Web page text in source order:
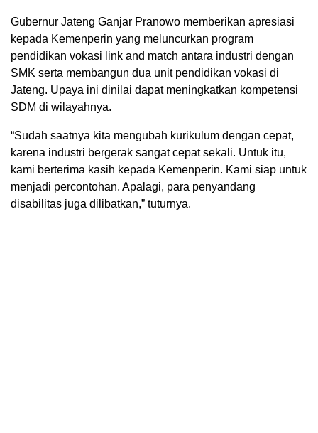
Gubernur Jateng Ganjar Pranowo memberikan apresiasi
kepada Kemenperin yang meluncurkan program
pendidikan vokasi link and match antara industri dengan
SMK serta membangun dua unit pendidikan vokasi di
Jateng. Upaya ini dinilai dapat meningkatkan kompetensi
SDM di wilayahnya.
“Sudah saatnya kita mengubah kurikulum dengan cepat,
karena industri bergerak sangat cepat sekali. Untuk itu,
kami berterima kasih kepada Kemenperin. Kami siap untuk
menjadi percontohan. Apalagi, para penyandang
disabilitas juga dilibatkan,” tuturnya.